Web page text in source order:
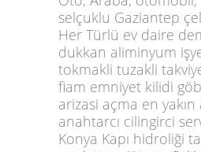
selçuklu Gaziantep
Her Türlü ev daire
dukkan aliminyum
tokmakli tuzakli
fiam emniyet kilidi
arizasi açma en
anahtarcı cilingirci
Konya Kapı hidroliği